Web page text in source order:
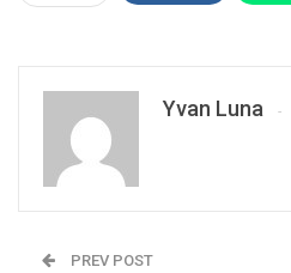
Yvan Luna
PREV POST